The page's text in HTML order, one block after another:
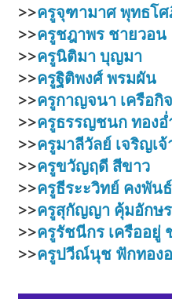
>>ครูจุฑามาศ พุทธโ
>>ครูชฎาพร ชายวอน
>>ครูนิติมา บุญมา
>>ครูฐิติพงศ์ พรมผัน
>>ครูกาญจนา เครือกิจ
>>ครูธรรญชนก ทองอ่
>>ครูมาลีวัลย์ เจริญเ
>>ครูขวัญฤดี สีขาว
>>ครูธีระะวิทย์ คงพันธ์
>>ครูสุกัญญา คุ้มอักษร
>>ครูรัชนีกร เครืออยู่
>>ครูปวีณ์นุช ฟักทอง